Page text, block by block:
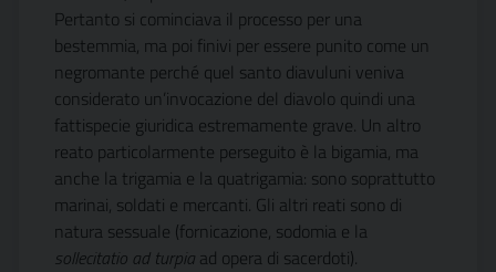
Pertanto si cominciava il processo per una
bestemmia, ma poi finivi per essere punito come un
negromante perché quel santo diavuluni veniva
considerato un’invocazione del diavolo quindi una
fattispecie giuridica estremamente grave. Un altro
reato particolarmente perseguito è la bigamia, ma
anche la trigamia e la quatrigamia: sono soprattutto
marinai, soldati e mercanti. Gli altri reati sono di
natura sessuale (fornicazione, sodomia e la
sollecitatio ad turpia ad opera di sacerdoti).